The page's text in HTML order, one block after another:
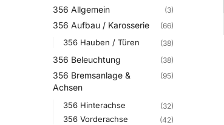
356 Allgemein (3)
356 Aufbau / Karosserie (66)
356 Hauben / Türen (38)
356 Beleuchtung (38)
356 Bremsanlage &
Achsen
(95)
356 Hinterachse (32)
356 Vorderachse (42)